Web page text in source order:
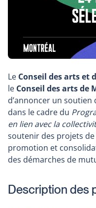
Le Conseil des arts et
le Conseil des arts de
d’annoncer un soutien
dans le cadre du
en lien avec la
soutenir des projets
promotion et
des démarches de
Description des